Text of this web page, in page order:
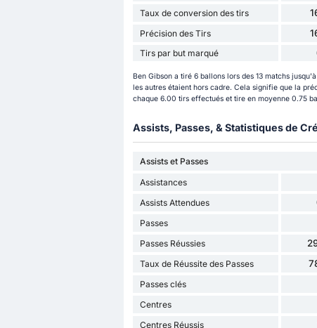
Taux de conversion des tirs
Précision des Tirs
Tirs par but marqué
Ben Gibson a tiré 6 ballons lors des 13 matchs
les autres étaient hors cadre. Cela signifie que la
chaque 6.00 tirs effectués et tire en moyenne 0.75
Assists, Passes, & Statistiques de
Assists et Passes
Assistances
Assists Attendues
Passes
Passes Réussies
Taux de Réussite des Passes
Passes clés
Centres
Centres Réussis